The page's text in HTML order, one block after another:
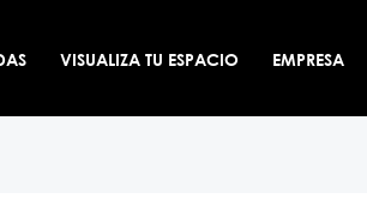
VISUALIZA TU ESPACIO EMPRESA